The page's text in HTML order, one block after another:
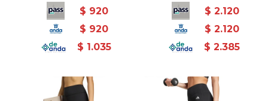
$ 920
$ 920
$ 1.035
$ 2.120
$ 2.120
$ 2.385